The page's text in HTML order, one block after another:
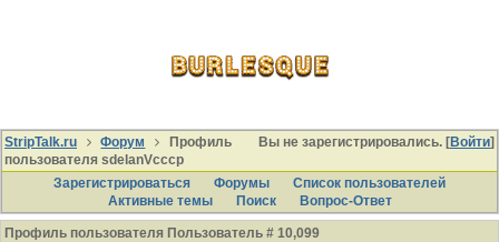
Вы не зарегистрировались. [Войти]
StripTalk.ru Форум
Профиль
пользователя sdelanVcccp
Зарегистрироваться
Форумы
Список пользователей
Активные темы
Поиcк Вопрос-Ответ
Профиль пользователя Пользователь # 10,099